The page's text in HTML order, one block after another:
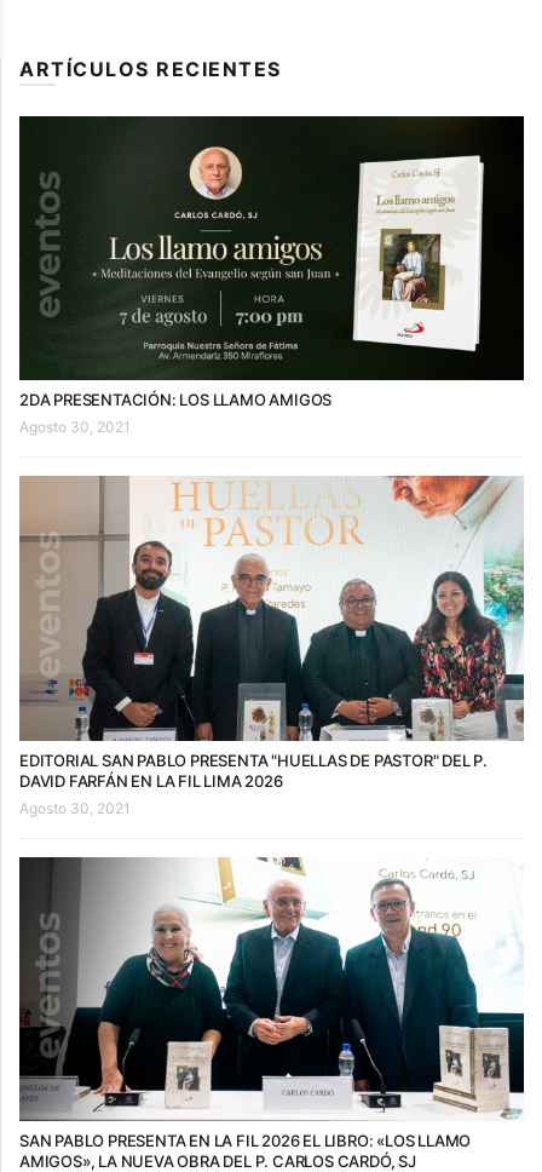
ARTÍCULOS RECIENTES
2DA PRESENTACIÓN: LOS LLAMO AMIGOS
Agosto 30, 2021
EDITORIAL SAN PABLO PRESENTA "HUELLAS DE PASTOR" DEL P.
DAVID FARFÁN EN LA FIL LIMA 2026
Agosto 30, 2021
SAN PABLO PRESENTA EN LA FIL 2026 EL LIBRO: «LOS LLAMO
AMIGOS», LA NUEVA OBRA DEL P. CARLOS CARDÓ, SJ